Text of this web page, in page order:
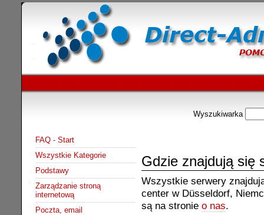
Wyszukiwarka
FAQ - Start
Wszystkie Kategorie
Podstawy
Zarządzanie stroną
internetową
Poczta, email
Gdzie znajdują się
Wszystkie serwery
center w Düsseldorf,
są na stronie o nas.